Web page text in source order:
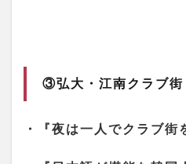
③弘大・江南クラブ街
・『夜は一人でクラブ街